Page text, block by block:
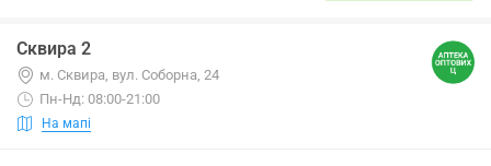
Сквира 2
м. Сквира, вул. Соборна, 24
Пн-Нд: 08:00-21:00
На мапі